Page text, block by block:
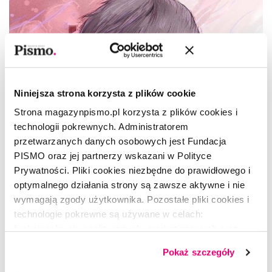
Niniejsza strona korzysta z plików cookie
Strona magazynpismo.pl korzysta z plików cookies i
technologii pokrewnych. Administratorem
przetwarzanych danych osobowych jest Fundacja
PISMO oraz jej partnerzy wskazani w Polityce
Prywatności. Pliki cookies niezbędne do prawidłowego i
optymalnego działania strony są zawsze aktywne i nie
wymagają zgody użytkownika. Pozostałe pliki cookies i
technologie pokrewne są używane w celach:
dobrowolną zgodę na pliki cookies i technologie
Pokaż szczegóły
Z PISMEM U...
Lidia Morawska. Fizyczka na froncie